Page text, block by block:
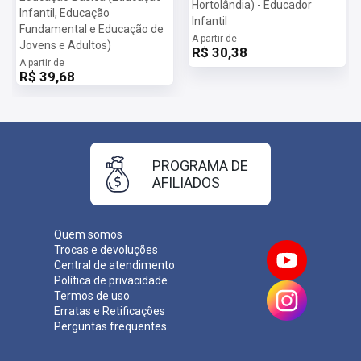
você tenha em mãos todas as ferramentas necessárias para
alcançar seu objetivo de aprovação.
Mais informações sobre o concurso Prefeitura Municipal de
Hortolândia SP 2025:
Vagas:15 vagas
Salário:Até R$ 5.405,21
Taxa de Inscrição:R$ 83,38
31/08/2025
Infantil, Educação
Fundamental e Educação de
Jovens e Adultos)
A partir de
R$ 39,68
Hortolândia) - Educador
Infantil
A partir de
R$ 30,38
Quem somos
Trocas e devoluções
Central de atendimento
Política de privacidade
Termos de uso
Erratas e Retificações
Perguntas frequentes
PROGRAMA DE
AFILIADOS